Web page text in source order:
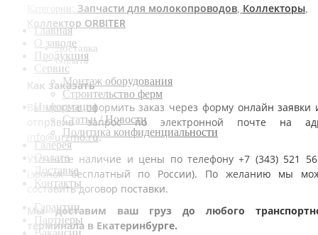
Главная
О заводе
Продукция
Сервис
Монтаж оборудования
Строительство ферм
Информация
Статьи / Новости
Политика конфиденциальности
Галерея
Оплата
Доставка
Контакты
Гарантии
Партнеры
Категории: Запчасти для молокопроводов Коллекторы
Коллектор ORBITER
Доставка
Оплата
Как заказать
Вы можете оформить заказ через форму онлайн заявки
отправив запрос по электронной почте на
info@urzmo.ru.
Уточните наличие и цены по телефону +7 (343) 521
(звонок бесплатный по России). По желанию мы
составить договор поставки.
Мы доставим ваш груз до любого
терминала в Екатеринбурге.